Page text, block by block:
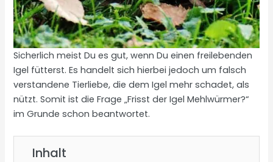
Sicherlich meist Du es gut, wenn Du einen freilebenden
Igel fütterst. Es handelt sich hierbei jedoch um falsch
verstandene Tierliebe, die dem Igel mehr schadet, als
nützt. Somit ist die Frage „Frisst der Igel Mehlwürmer?“
im Grunde schon beantwortet.
Inhalt